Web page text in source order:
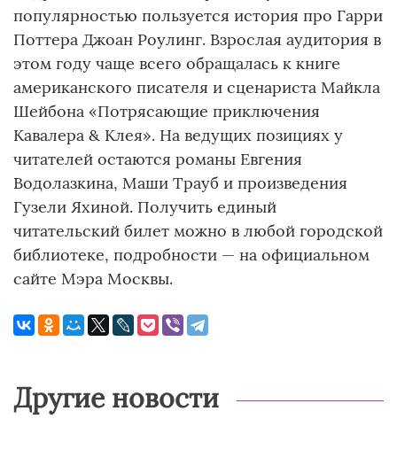
популярностью пользуется история про Гарри
Поттера Джоан Роулинг. Взрослая аудитория в
этом году чаще всего обращалась к книге
американского писателя и сценариста Майкла
Шейбона «Потрясающие приключения
Кавалера & Клея». На ведущих позициях у
читателей остаются романы Евгения
Водолазкина, Маши Трауб и произведения
Гузели Яхиной. Получить единый
читательский билет можно в любой городской
библиотеке, подробности — на официальном
сайте Мэра Москвы.
Другие новости